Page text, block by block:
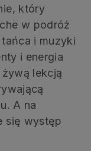
który
w podróż
i muzyki
i energia
lekcją
A na
się występ